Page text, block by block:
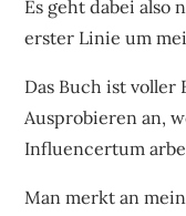
Es geht dabei
erster Linie um
Das Buch ist voller
Ausprobieren an,
Influencertum
Man merkt an